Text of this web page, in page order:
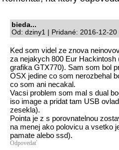
bieda...
Od: dziny1 | Pridané: 2016-12-20
Ked som videl ze znova
za nejakych 800 Eur
grafika GTX770). Sam som bol
OSX jedine co som nerozbehal
co som ani necakal.
Vacsi problem som mal s dual
iso image a pridat tam USB
zesekla).
Pointa je z s porovnatelnou
na menej ako polovicu a vsetko
pamate alebo ssd).
Odpovedať